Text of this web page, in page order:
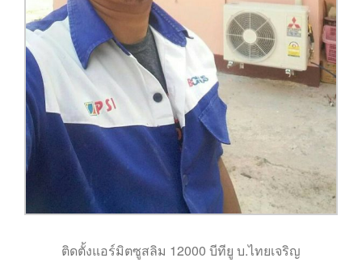
ติดตั้งแอร์มิตซูสลิม 12000 บีทียู บ.ไทยเจริญ